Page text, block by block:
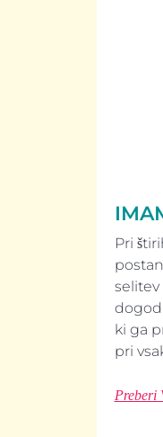
Pri
selitev
ki ga
pri
Preberi